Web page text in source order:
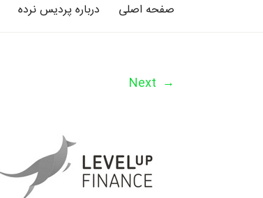
صفحه اصلی درباره پردیس نرده
Next →